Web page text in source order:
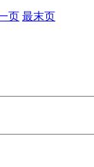
页 最末页